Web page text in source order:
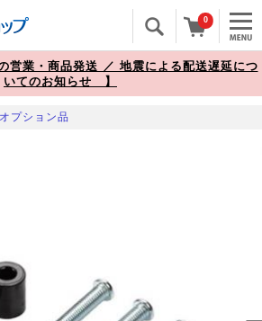
0
営業・商品発送 ／ 地震による配送遅延につ
いてのお知らせ 】
プション品